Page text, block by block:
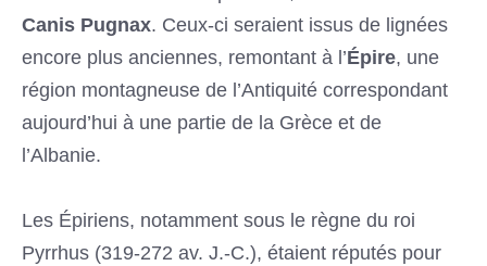
Canis Pugnax. Ceux-ci seraient issus de lignées
encore plus anciennes, remontant à l’Épire, une
région montagneuse de l’Antiquité correspondant
aujourd’hui à une partie de la Grèce et de
l’Albanie.
Les Épiriens, notamment sous le règne du roi
Pyrrhus (319-272 av. J.-C.), étaient réputés pour